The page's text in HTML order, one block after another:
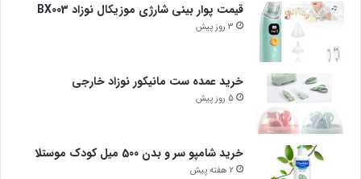
قیمت پوار بینی شارژی موزیکال نوزاد BX003
3 روز پیش
خرید عمده ست مانیکور نوزاد خارجی
5 روز پیش
خرید شامپو سر و بدن 500 میل کودک موستلا
2 هفته پیش